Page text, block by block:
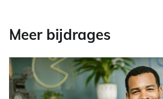
Meer bijdrages